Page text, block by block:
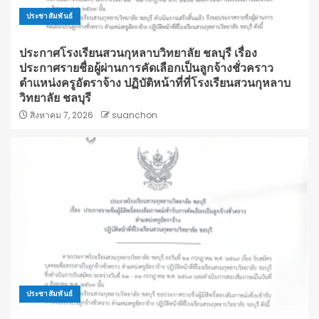
ประชาสัมพันธ์
ประกาศโรงเรียนสวนกุหลาบวิทยาลัย ชลบุรี เรื่อง
ประกาศรายชื่อผู้ผ่านการคัดเลือกเป็นลูกจ้างชั่วคราว
ตำแหน่งครูอัตราจ้าง ปฏิบัติหน้าที่ที่โรงเรียนสวนกุหลาบ
วิทยาลัย ชลบุรี
สิงหาคม 7, 2026 suanchon
ประชาสัมพันธ์